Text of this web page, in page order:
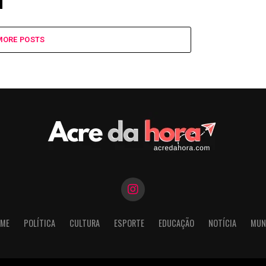
POSTS
POLÍTICA CULTURA ESPORTE EDUCAÇÃO NOTÍCIA